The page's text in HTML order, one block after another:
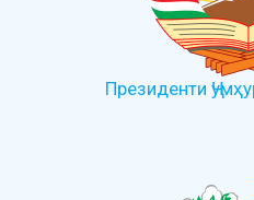
Президенти